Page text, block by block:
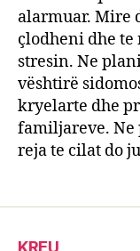
alarmuar. Mire
çlodheni dhe
stresin. Ne
vështirë
kryelarte dhe
familjareve. Ne
reja te cilat do